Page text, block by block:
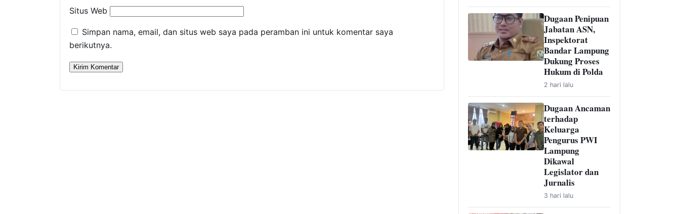
Situs Web
Simpan nama, email, dan situs web saya pada peramban ini untuk komentar saya
berikutnya.
Dugaan Penipuan
Jabatan ASN,
Inspektorat
Bandar Lampung
Dukung Proses
Hukum di Polda
2 hari lalu
Dugaan Ancaman
terhadap
Keluarga
Pengurus PWI
Lampung
Dikawal
Legislator dan
Jurnalis
3 hari lalu